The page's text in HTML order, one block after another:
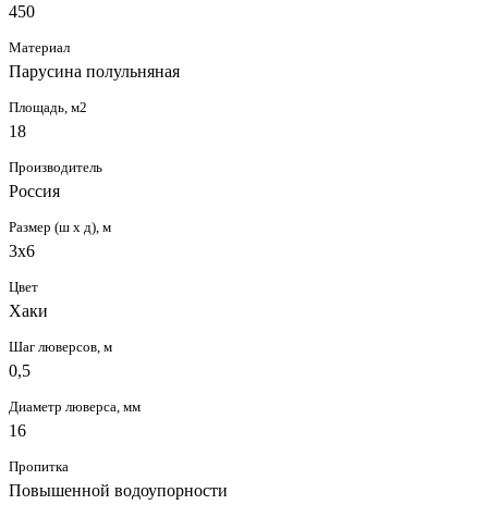
450
Материал
Парусина полульняная
Площадь, м2
18
Производитель
Россия
Размер (ш х д), м
3х6
Цвет
Хаки
Шаг люверсов, м
0,5
Диаметр люверса, мм
16
Пропитка
Повышенной водоупорности